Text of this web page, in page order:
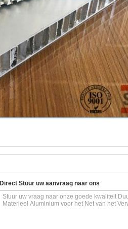
Direct Stuur uw aanvraag naar ons